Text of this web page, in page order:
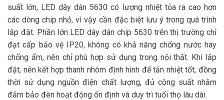
suất lớn, LED dây dán 5630 có lượng nhiệt tỏa ra cao hơn
các dòng chip nhỏ, vì vậy cần đặc biệt lưu ý trong quá trình
lắp đặt. Phần lớn LED dây dán chip 5630 trên thị trường chỉ
đạt cấp bảo vệ IP20, không có khả năng chống nước hay
chống ẩm, nên chỉ phù hợp sử dụng trong nội thất. Khi lắp
đặt, nên kết hợp thanh nhôm định hình để tản nhiệt tốt, đồng
thời sử dụng nguồn điện chất lượng, đủ công suất nhằm
đảm bảo đèn hoạt động ổn định và duy trì tuổi thọ lâu dài.